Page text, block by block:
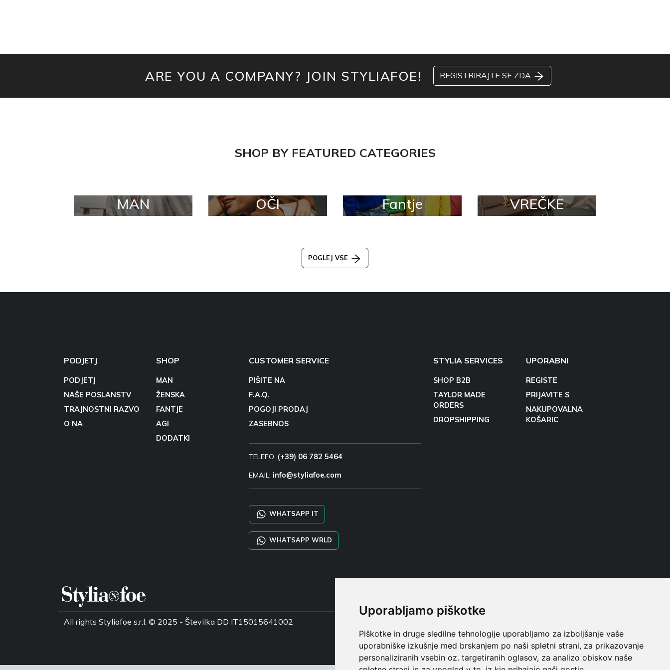
Uporabljamo piškotke
Piškotke in druge sledilne tehnologije uporabljamo za izboljšanje vaše
uporabniške izkušnje med brskanjem po naši spletni strani, za prikazovanje
personaliziranih vsebin oz. targetiranih oglasov, za analizo obiskov naše
ARE YOU A COMPANY? JOIN STYLIAFOE! REGISTRIRAJTE SE ZDA
SHOP BY FEATURED CATEGORIES
MAN OČI Fantje VREČKE
POGLEJ VSE
PODJETJ
PODJETJ
NAŠE POSLANSTV
TRAJNOSTNI RAZVO
O NA
SHOP
MAN
ŽENSKA
FANTJE
AGI
DODATKI
CUSTOMER SERVICE
PIŠITE NA
F.A.Q.
POGOJI PRODAJ
ZASEBNOS
TELEFO: (+39) 06 782 5464
EMAIL: info@styliafoe.com
WHATSAPP IT
WHATSAPP WRLD
STYLIA SERVICES
SHOP B2B
TAYLOR MADE
ORDERS
DROPSHIPPING
UPORABNI
REGISTE
PRIJAVITE S
NAKUPOVALNA
KOŠARIC
All rights Styliafoe s.r.l. © 2025 - Številka DD IT15015641002